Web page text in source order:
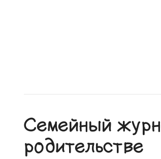
Семейный
родительстве